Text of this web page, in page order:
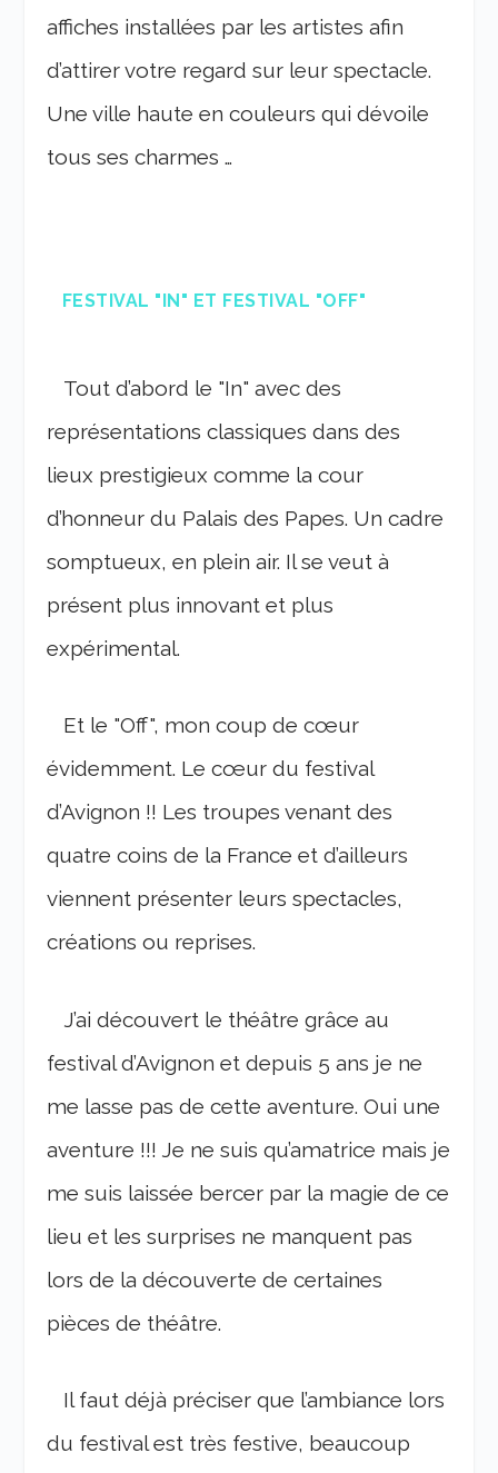
affiches installées par les artistes afin
d’attirer votre regard sur leur spectacle.
Une ville haute en couleurs qui dévoile
tous ses charmes …
FESTIVAL "IN" ET FESTIVAL "OFF"
Tout d’abord le "In" avec des
représentations classiques dans des
lieux prestigieux comme la cour
d’honneur du Palais des Papes. Un cadre
somptueux, en plein air. Il se veut à
présent plus innovant et plus
expérimental.
Et le "Off", mon coup de cœur
évidemment. Le cœur du festival
d’Avignon !! Les troupes venant des
quatre coins de la France et d’ailleurs
viennent présenter leurs spectacles,
créations ou reprises.
J’ai découvert le théâtre grâce au
festival d’Avignon et depuis 5 ans je ne
me lasse pas de cette aventure. Oui une
aventure !!! Je ne suis qu’amatrice mais je
me suis laissée bercer par la magie de ce
lieu et les surprises ne manquent pas
lors de la découverte de certaines
pièces de théâtre.
Il faut déjà préciser que l’ambiance lors
du festival est très festive, beaucoup